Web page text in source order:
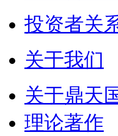
投资者关
关于我们
关于鼎天
理论著作